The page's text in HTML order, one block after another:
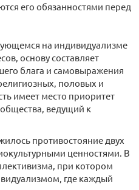
его обязанностями перед
на индивидуализме
основу составляет
блага и самовыражения
половых и
имеет место приоритет
ведущий к
противостояние двух
ценностями. В
при котором
где каждый